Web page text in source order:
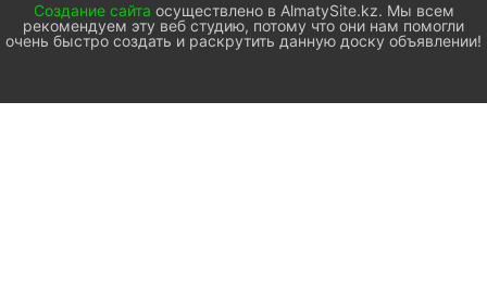
Создание сайта осуществлено в AlmatySite.kz. Мы всем
рекомендуем эту веб студию, потому что они нам помогли
очень быстро создать и раскрутить данную доску объявлении!